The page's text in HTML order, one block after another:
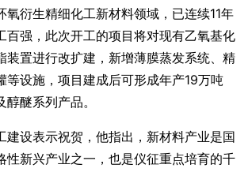
氧衍生精细化工新材料领域，已连续11年
百强，此次开工的项目将对现有乙氧基化
装置进行改扩建，新增薄膜蒸发系统、精
等设施，项目建成后可形成年产19万吨
醚系列产品。
建设表示祝贺，他指出，新材料产业是国
性新兴产业之一，也是仪征重点培育的千